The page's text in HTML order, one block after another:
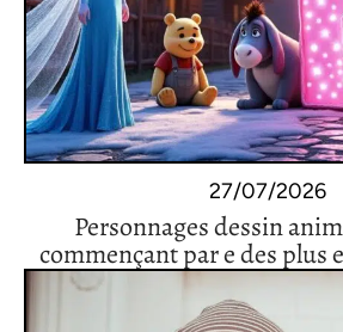
27/07/2026
Personnages dessin
commençant par e des plus